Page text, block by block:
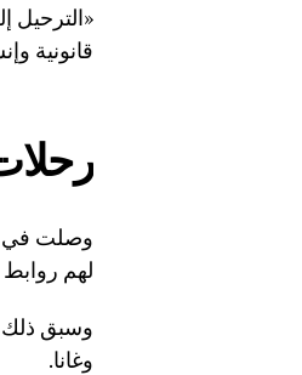
«الترحيل
قانونية
لهم روابط
وغانا.